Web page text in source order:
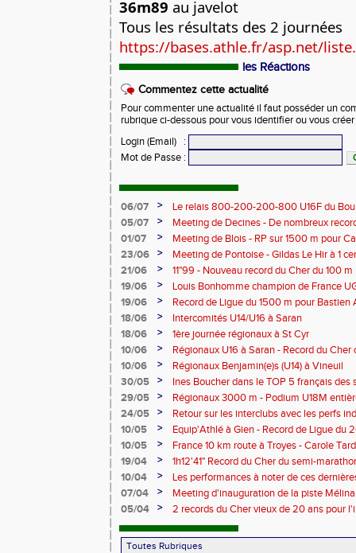
36m89 au javelot
Tous les résultats des 2 journées
https://bases.athle.fr/asp.net/
les Réactions
Commentez cette actualité
Pour commenter une actualité il faut posséder un
rubrique ci-dessous pour vous identifier ou vous
Login (Email)
:
Mot de Passe :
06/07 >
Le relais 800-200-200-800 U16F du
champion de France
05/07 >
Meeting de Decines - De nombreux
01/07
>
Meeting de Blois - RP sur 1500 m pour
23/06
>
Meeting de Pontoise - Gildas Le Hir à 1
Cher sur 800 m
21/06 >
11"99 - Nouveau record du Cher du 100
19/06
>
Louis Bonhomme champion de France
5'45"83
19/06 >
Record de Ligue du 1500 m pour
18/06
>
Intercomités U14/U16 à Saran
18/06
>
1ère journée régionaux à St Cyr
10/06
>
Régionaux U16 à Saran - Record du
Bonhomme - 2'38"80
10/06 >
Régionaux Benjamin(e)s (U14) à Vineuil
30/05
>
Ines Boucher dans le TOP 5 français des
29/05
>
Régionaux 3000 m - Podium U18M
24/05
>
Retour sur les interclubs avec les perfs
10/05
>
Equip'Athlé à Gien - Record de Ligue du
Picy en 6'33"53
10/05 >
France 10 km route à Troyes - Carole
19/04
>
1h12'41" Record du Cher du semi-
10/04
>
Les performances à noter de ces
07/04
>
Meeting d'inauguration de la piste
05/04
>
2 records du Cher vieux de 20 ans pour